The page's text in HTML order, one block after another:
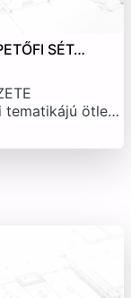
SÉT…
tematikájú ötle…